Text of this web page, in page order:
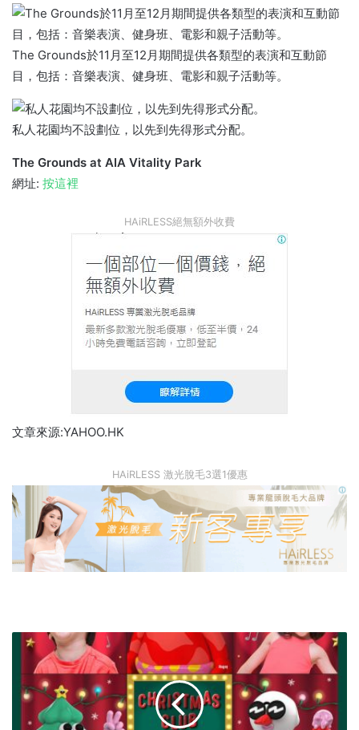
The Grounds於11月至12月期間提供各類型的表演和互動節
目，包括：音樂表演、健身班、電影和親子活動等。
私人花園均不設劃位，以先到先得形式分配。
The Grounds at AIA Vitality Park
網址: 按這裡
HAiRLESS絕無額外收費
文章來源:YAHOO.HK
HAiRLESS 激光脫毛3選1優惠